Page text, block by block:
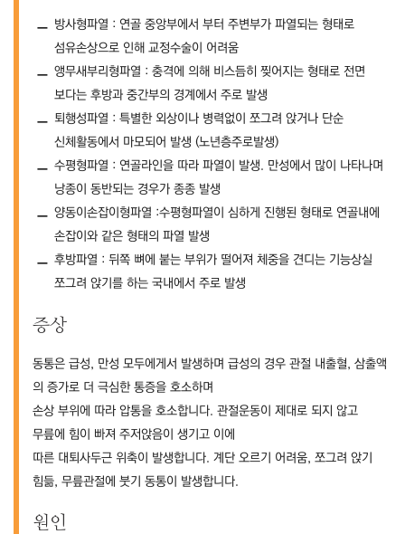
방사형파열 : 연골 중앙부에서 부터 주변부가 파열되는 형태로
섬유손상으로 인해 교정수술이 어려움
앵무새부리형파열 : 충격에 의해 비스듬히 찢어지는 형태로 전면
보다는 후방과 중간부의 경계에서 주로 발생
퇴행성파열 : 특별한 외상이나 병력없이 쪼그려 앉거나 단순
신체활동에서 마모되어 발생 (노년층주로발생)
수평형파열 : 연골라인을 따라 파열이 발생. 만성에서 많이 나타나며
낭종이 동반되는 경우가 종종 발생
양동이손잡이형파열 :수평형파열이 심하게 진행된 형태로 연골내에
손잡이와 같은 형태의 파열 발생
후방파열 : 뒤쪽 뼈에 붙는 부위가 떨어져 체중을 견디는 기능상실
쪼그려 앉기를 하는 국내에서 주로 발생
증상
동통은 급성, 만성 모두에게서 발생하며 급성의 경우 관절 내출혈, 삼출액
의 증가로 더 극심한 통증을 호소하며
손상 부위에 따라 압통을 호소합니다. 관절운동이 제대로 되지 않고
무릎에 힘이 빠져 주저앉음이 생기고 이에
따른 대퇴사두근 위축이 발생합니다. 계단 오르기 어려움, 쪼그려 앉기
힘듦, 무릎관절에 붓기 동통이 발생합니다.
원인